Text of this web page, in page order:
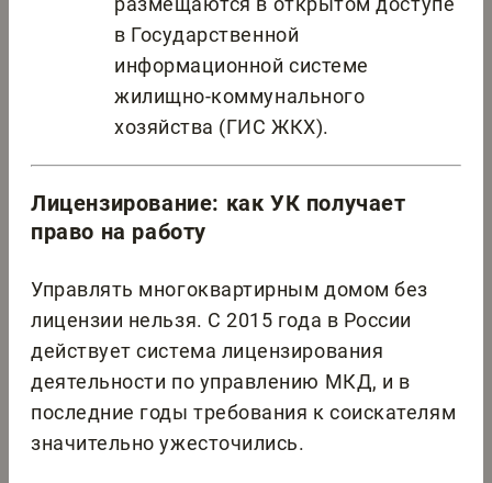
в Государственной
информационной системе
жилищно-коммунального
хозяйства (ГИС ЖКХ).
Лицензирование: как УК получает
право на работу
Управлять многоквартирным домом без
лицензии нельзя. С 2015 года в России
действует система лицензирования
деятельности по управлению МКД, и в
последние годы требования к соискателям
значительно ужесточились.